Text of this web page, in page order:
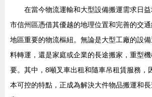
在當今物流運輸和大型設備搬運需求日
市信州區憑借其優越的地理位置和完善的交
地區重要的物流樞紐。無論是大型工廠的設
料轉運，還是家庭或企業的長途搬家，重型
要。其中，8噸叉車出租和隨車吊租賃服務，
本可控的特點，正成為解決大件物品搬運和